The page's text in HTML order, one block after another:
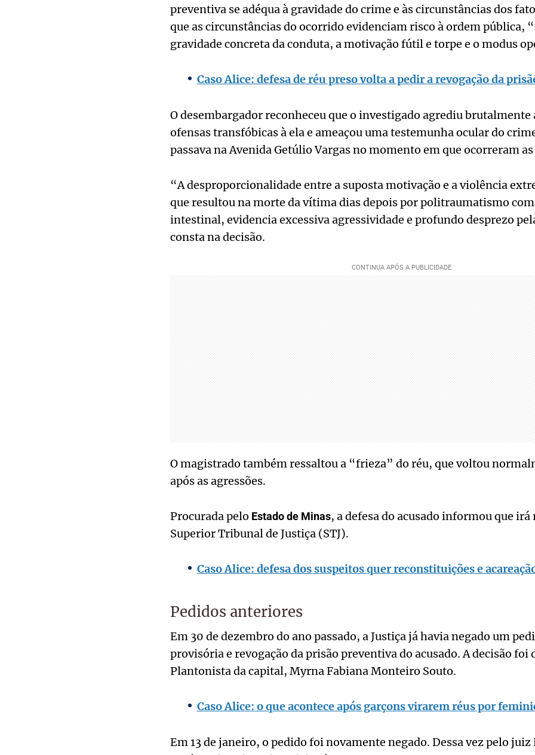
preventiva se adéqua à gravidade do crime e às circunstâncias dos
que as circunstâncias do ocorrido evidenciam risco à ordem pública,
gravidade concreta da conduta, a motivação fútil e torpe e o modus
Caso Alice: defesa de réu preso volta a pedir a revogação da
O desembargador reconheceu que o investigado agrediu
ofensas transfóbicas à ela e ameaçou uma testemunha ocular do
passava na Avenida Getúlio Vargas no momento em que ocorreram as
“A desproporcionalidade entre a suposta motivação e a violência
que resultou na morte da vítima dias depois por politraumatismo
intestinal, evidencia excessiva agressividade e profundo desprezo
consta na decisão.
O magistrado também ressaltou a “frieza” do réu, que voltou
após as agressões.
Procurada pelo Estado de Minas, a defesa do acusado informou que irá
Superior Tribunal de Justiça (STJ).
Caso Alice: defesa dos suspeitos quer reconstituições e
Pedidos anteriores
Em 30 de dezembro do ano passado, a Justiça já havia negado um
provisória e revogação da prisão preventiva do acusado. A decisão foi
Plantonista da capital, Myrna Fabiana Monteiro Souto.
Caso Alice: o que acontece após garçons virarem réus por
Em 13 de janeiro, o pedido foi novamente negado. Dessa vez pelo